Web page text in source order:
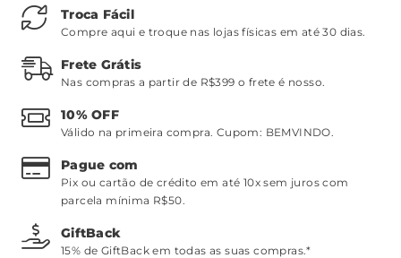
Troca Fácil
Compre aqui e troque nas lojas físicas em até 30 dias.
Frete Grátis
Nas compras a partir de R$399 o frete é nosso.
10% OFF
Válido na primeira compra. Cupom: BEMVINDO.
Pague com
Pix ou cartão de crédito em até 10x sem juros com
parcela mínima R$50.
GiftBack
15% de GiftBack em todas as suas compras.*